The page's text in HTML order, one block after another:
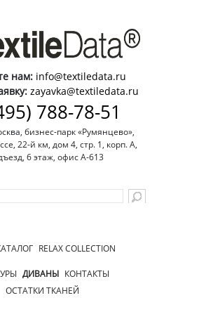
нам: info@textiledata.ru
zayavka@textiledata.ru
788-78-51
бизнес-парк «Румянцево»,
22-й км, дом 4, стр. 1, корп. А,
6 этаж, офис А-613
RELAX COLLECTION
ДИВАНЫ КОНТАКТЫ
ОСТАТКИ ТКАНЕЙ